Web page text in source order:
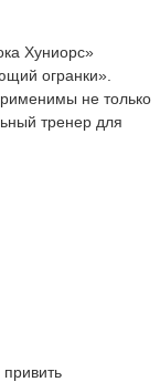
Хуниорс»
огранки».
не только
тренер для